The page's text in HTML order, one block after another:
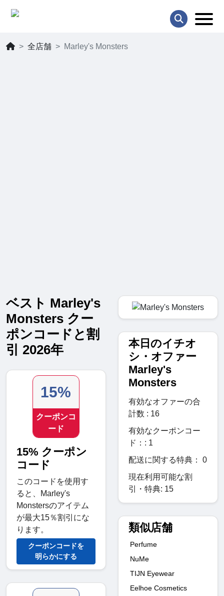
全店舗 Marley's Monsters
ベスト Marley's
Monsters クー
ポンコードと割
引 2026年
15%
クーポンコ
ード
15% クーポン
コード
このコードを使用す
ると、Marley's
Monstersのアイテム
が最大15％割引にな
ります。
クーポンコードを
明らかにする
本日のイチオ
シ・オファー
Marley's
Monsters
有効なオファーの合
計数 : 16
有効なクーポンコー
ド：: 1
配送に関する特典： 0
現在利用可能な割
引・特典: 15
類似店舗
Perfume
NuMe
TIJN Eyewear
Eelhoe Cosmetics